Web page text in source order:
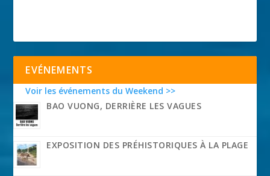
EVÉNEMENTS
Voir les événements du Weekend >>
BAO VUONG, DERRIÈRE LES VAGUES
EXPOSITION DES PRÉHISTORIQUES À LA PLAGE